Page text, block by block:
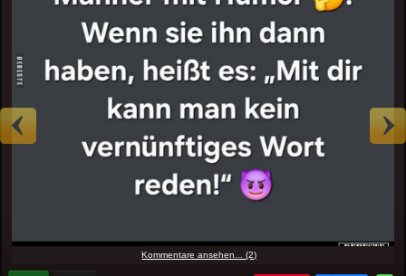
Kommentare ansehen... (2)